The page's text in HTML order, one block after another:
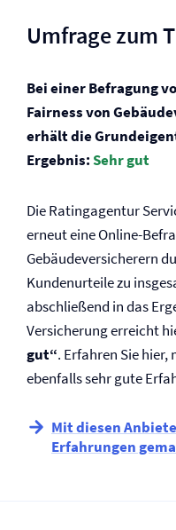
Umfrage zum
Bei einer Befragung
Fairness von
erhält die
Ergebnis:Sehr gut
Die Ratingagentur
erneut eine Online-
Gebäude­versicherern
Kundenurteile zu
abschließend in das
Versicherung erreicht
gut“. Erfahren Sie
ebenfalls sehr gute
Mit diesen
Erfahrungen